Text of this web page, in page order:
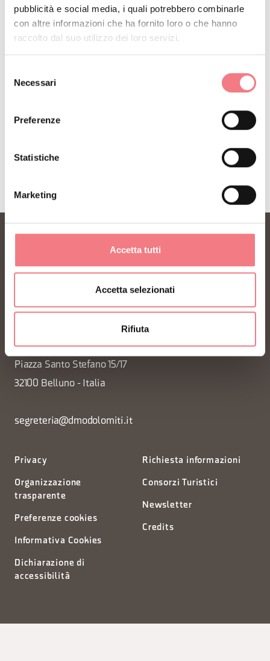
pubblicità e social media, i quali potrebbero combinarle
con altre informazioni che ha fornito loro o che hanno
raccolto dal suo utilizzo dei loro servizi.
delNecessari
Preferenze
Statistiche
Marketing
Accetta tutti
Accetta selezionati
Rifiuta
FONDAZIONE DMO DOLOMITI BELLUNESI
Piazza Santo Stefano 15/17
32100 Belluno - Italia
segreteria@dmodolomiti.it
Privacy
Organizzazione
trasparente
Preferenze cookies
Informativa Cookies
Dichiarazione di
accessibilità
Richiesta informazioni
Consorzi Turistici
Newsletter
Credits